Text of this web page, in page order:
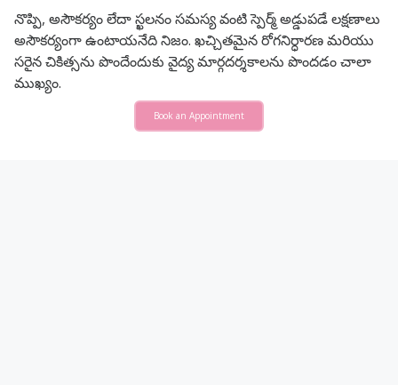
నొప్పి, అసౌకర్యం లేదా స్ఖలనం సమస్య వంటి స్పెర్మ్ అడ్డుపడే లక్షణాలు
అసౌకర్యంగా ఉంటాయనేది నిజం. ఖచ్చితమైన రోగనిర్ధారణ మరియు
సరైన చికిత్సను పొందేందుకు వైద్య మార్గదర్శకాలను పొందడం చాలా
ముఖ్యం.
Book an Appointment